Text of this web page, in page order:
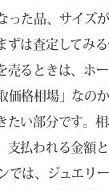
った品、サイズ
ずは査定してみる
売るときは、ホ
価格相場」なの
たい部分です。
支払われる金額
では、ジュエリ